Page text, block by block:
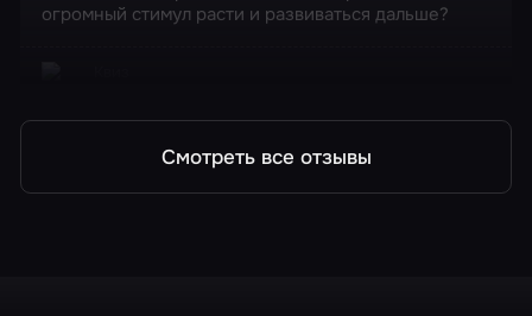
огромный стимул расти и развиваться дальше?
Смотреть все отзывы